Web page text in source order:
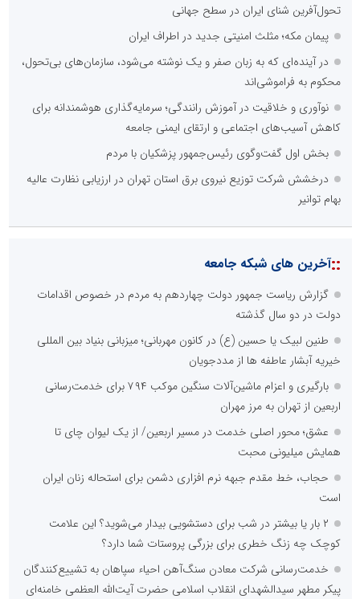
تحول‌آفرین شنای ایران در سطح جهانی
پیمان مکه؛ مثلث امنیتی جدید در اطراف ایران
در آینده‌ای که به زبان صفر و یک نوشته می‌شود، سازمان‌های بی‌تحول،
محکوم به فراموشی‌اند
نوآوری و خلاقیت در آموزش رانندگی؛ سرمایه‌گذاری هوشمندانه برای
کاهش آسیب‌های اجتماعی و ارتقای ایمنی جامعه
بخش اول گفت‌وگوی رئیس‌جمهور پزشکیان با مردم
درخشش شرکت توزیع نیروی برق استان تهران در ارزیابی نظارت عالیه
بهام توانیر
::آخرین های شبکه جامعه
گزارش ریاست جمهور دولت چهاردهم به مردم در خصوص اقدامات
دولت در دو سال گذشته
طنین لبیک یا حسین (ع) در کانون مهربانی؛ میزبانی بنیاد بین المللی
خیریه آبشار عاطفه ها از مددجویان
بارگیری و اعزام ماشین‌آلات سنگین موکب ۷۹۴ برای خدمت‌رسانی
اربعین از تهران به مرز مهران
عشق؛ محور اصلی خدمت در مسیر اربعین/ از یک لیوان چای تا
همایش میلیونی محبت
حجاب، خط مقدم جبهه نرم افزاری دشمن برای استحاله زنان ایران
است
۲ بار یا بیشتر در شب برای دستشویی بیدار می‌شوید؟ این علامت
کوچک چه زنگ خطری برای بزرگی پروستات شما دارد؟
خدمت‌رسانی شرکت معادن سنگ‌آهن احیاء سپاهان به تشییع‌کنندگان
پیکر مطهر سیدالشهدای انقلاب اسلامی حضرت آیت‌الله العظمی خامنه‌ای